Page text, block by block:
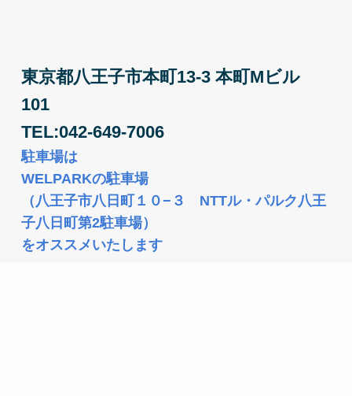
東京都八王子市本町13-3 本町Mビル
101
TEL:042-649-7006
駐車場は
WELPARKの駐車場
（ 八王子市八日町１０−３
NTTル・パルク八王
子八日町第2駐車場）
をオススメいたします